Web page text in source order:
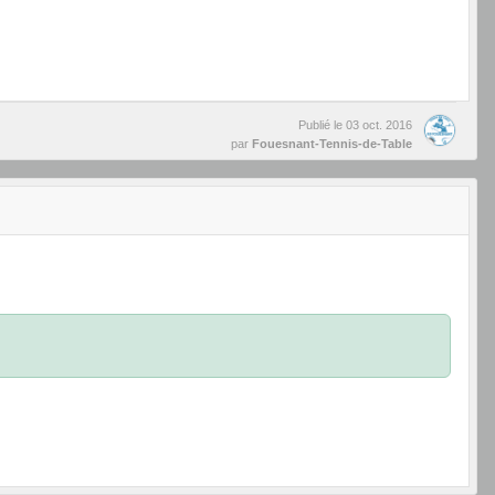
Publié le 03 oct. 2016
par Fouesnant-Tennis-de-Table